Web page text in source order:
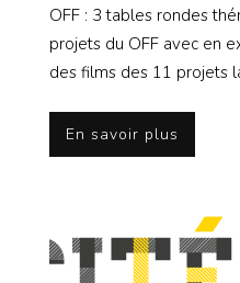
OFF : 3 tables rondes
projets du OFF avec en
des films des 11 projets
En savoir plus